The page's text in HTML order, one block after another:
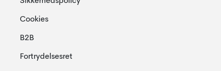
Cookies
B2B
Fortrydelsesret